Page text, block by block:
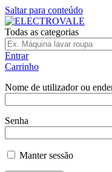
Saltar para conteúdo
Todas as categorias
Entrar
Carrinho
Nome de utilizador ou
Senha
Manter sessão